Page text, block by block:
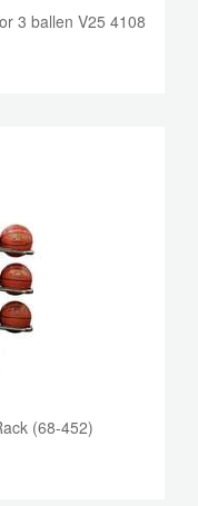
3 ballen V25 4108
(68-452)